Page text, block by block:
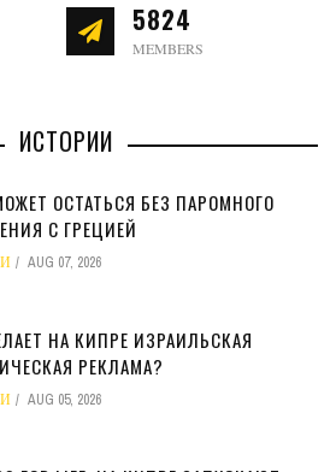
5824
MEMBERS
ИСТОРИИ
ОСТАТЬСЯ БЕЗ ПАРОМНОГО
С ГРЕЦИЕЙ
AUG 07, 2026
НА КИПРЕ ИЗРАИЛЬСКАЯ
РЕКЛАМА?
AUG 05, 2026